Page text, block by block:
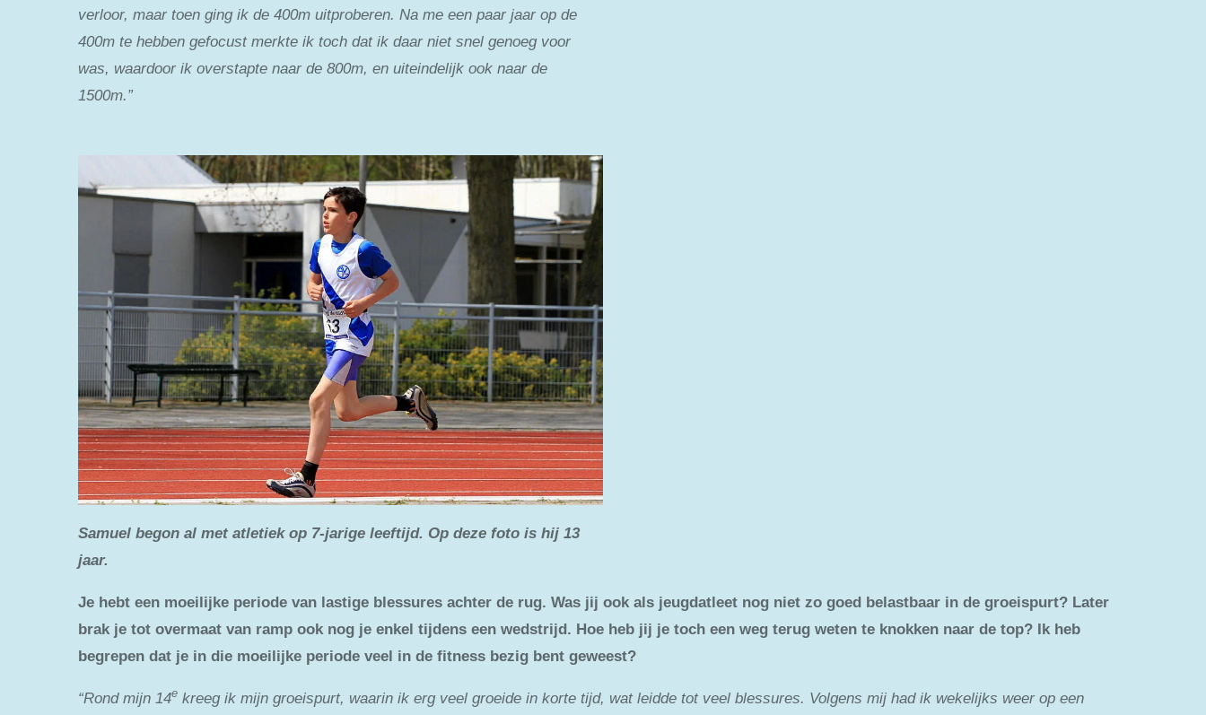
verloor, maar toen ging ik de 400m uitproberen. Na me een paar jaar op de
400m te hebben gefocust merkte ik toch dat ik daar niet snel genoeg voor
was, waardoor ik overstapte naar de 800m, en uiteindelijk ook naar de
1500m.”
Samuel begon al met atletiek op 7-jarige leeftijd. Op deze foto is hij 13
jaar.
Je hebt een moeilijke periode van lastige blessures achter de rug. Was jij ook als jeugdatleet nog niet zo goed belastbaar in de groeispurt? Later
brak je tot overmaat van ramp ook nog je enkel tijdens een wedstrijd. Hoe heb jij je toch een weg terug weten te knokken naar de top? Ik heb
begrepen dat je in die moeilijke periode veel in de fitness bezig bent geweest?
“Rond mijn 14e kreeg ik mijn groeispurt, waarin ik erg veel groeide in korte tijd, wat leidde tot veel blessures. Volgens mij had ik wekelijks weer op een